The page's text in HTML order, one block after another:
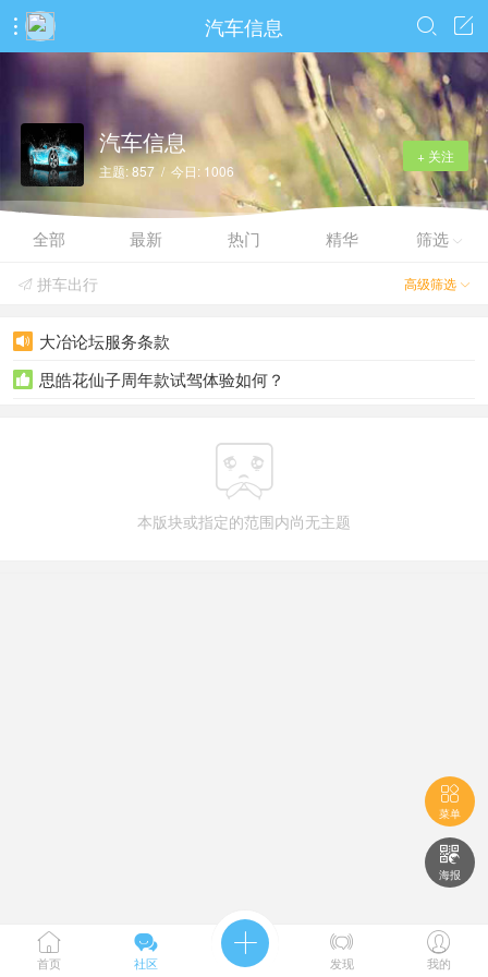
 汽车信息 

+ 关注
汽车信息
主题: 857 / 今日: 1006
全部 最新 热门 精华 筛选 
高级筛选 
 拼车出行
 大冶论坛服务条款
 思皓花仙子周年款试驾体验如何？

本版块或指定的范围内尚无主题

菜单

海报

首页

社区
 
发现

我的